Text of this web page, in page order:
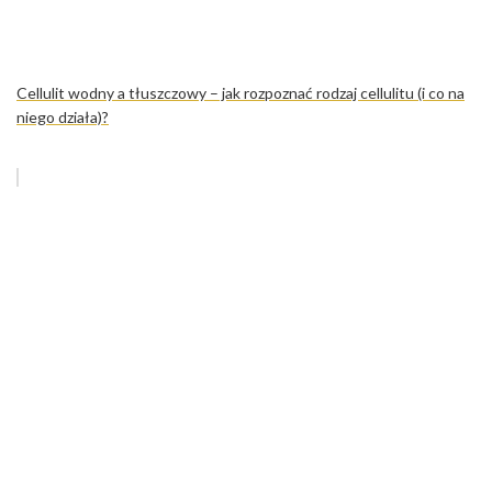
Cellulit wodny a tłuszczowy – jak rozpoznać rodzaj cellulitu (i co na
niego działa)?